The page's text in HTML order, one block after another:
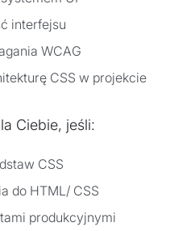
interfejsu
WCAG
CSS w projekcie
Ciebie, jeśli:
CSS
do HTML/ CSS
produkcyjnymi